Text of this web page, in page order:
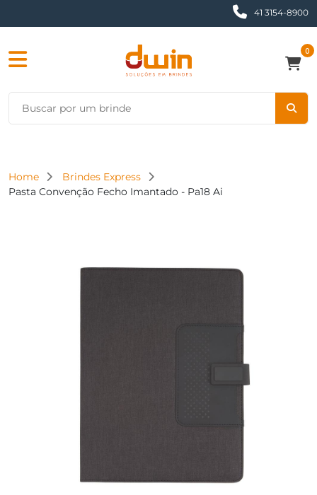
41 3154-8900
0
Home
Brindes Express
Pasta Convenção Fecho Imantado - Pa18 Ai